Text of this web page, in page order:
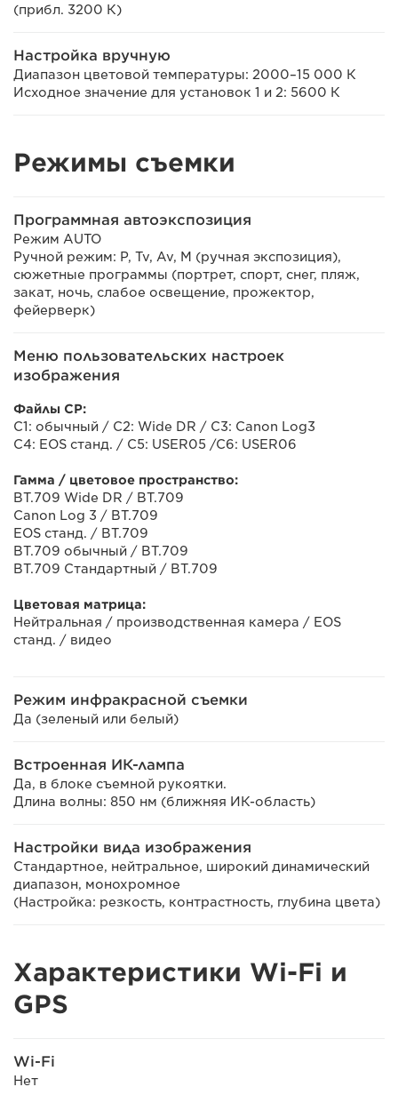
(прибл. 3200 К)
Настройка вручную
Диапазон цветовой температуры: 2000–15 000 К
Исходное значение для установок 1 и 2: 5600 К
Режимы съемки
Программная автоэкспозиция
Режим AUTO
Ручной режим: P, Tv, Av, M (ручная экспозиция),
сюжетные программы (портрет, спорт, снег, пляж,
закат, ночь, слабое освещение, прожектор,
фейерверк)
Меню пользовательских настроек
изображения
Файлы CP:
C1: обычный / C2: Wide DR / C3: Canon Log3
C4: EOS станд. / C5: USER05 /C6: USER06
Гамма / цветовое пространство:
BT.709 Wide DR / BT.709
Canon Log 3 / BT.709
EOS станд. / BT.709
BT.709 обычный / BT.709
BT.709 Стандартный / BT.709
Цветовая матрица:
Нейтральная / производственная камера / EOS
станд. / видео
Режим инфракрасной съемки
Да (зеленый или белый)
Встроенная ИК-лампа
Да, в блоке съемной рукоятки.
Длина волны: 850 нм (ближняя ИК-область)
Настройки вида изображения
Стандартное, нейтральное, широкий динамический
диапазон, монохромное
(Настройка: резкость, контрастность, глубина цвета)
Характеристики Wi-Fi и
GPS
Wi-Fi
Нет